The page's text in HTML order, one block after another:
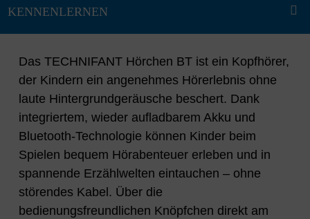
Das TECHNIFANT Hörchen BT ist ein Kopfhörer,
der Kindern ein angenehmes Hörerlebnis ohne
laute Hintergrundgeräusche beschert. Dank
integriertem, wieder aufladbarem Akku und
Bluetooth-Technologie können Kinder beim
Spielen bequem Hörabenteuer erleben und in
spannende Erzählwelten eintauchen – ohne
störendes Kabel. Über die
bedienungsfreundlichen Knöpfchen direkt am